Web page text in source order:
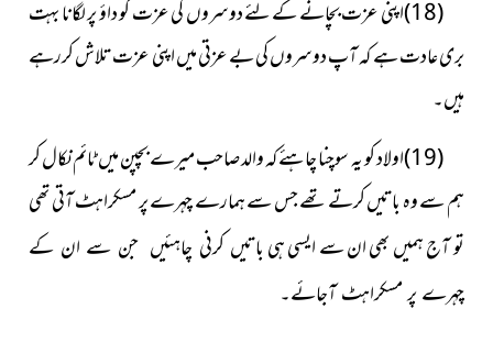
(18)اپنی عزت بچانے کے لئے دوسروں کی عزت کو داؤ پر لگانا بہت
بری عادت ہے کہ آپ دوسروں کی بے عزتی میں اپنی عزت تلاش کررہے
ہیں۔
(19)اولاد کو یہ سوچنا چاہئے کہ والد صاحب میرے بچپن میں ٹائم نکال کر
ہم سے وہ باتیں کرتے تھے جس سے ہمارے چہرے پر مسکراہٹ آتی تھی
تو آج ہمیں بھی ان سے ایسی ہی باتیں کرنی چاہئیں جن سے ان کے
چہرے پر مسکراہٹ آجائے۔